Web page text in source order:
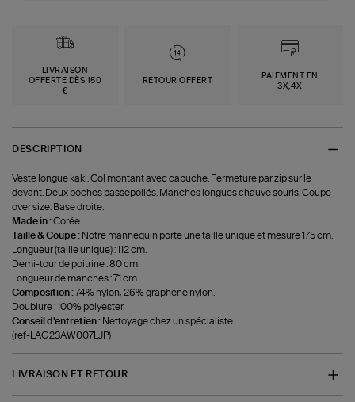
LIVRAISON
OFFERTE DÈS 150
€
RETOUR OFFERT
PAIEMENT EN
3X,4X
DESCRIPTION
Veste longue kaki. Col montant avec capuche. Fermeture par zip sur le
devant. Deux poches passepoilés. Manches longues chauve souris. Coupe
over size. Base droite.
Made in :Corée.
Taille & Coupe : Notre mannequin porte une taille unique et mesure 175 cm.
Longueur (taille unique) : 112 cm.
Demi-tour de poitrine : 80 cm.
Longueur de manches : 71 cm.
Composition :74% nylon, 26% graphène nylon.
Doublure : 100% polyester.
Conseil d'entretien : Nettoyage chez un spécialiste.
(ref-LAG23AW007LJP)
LIVRAISON ET RETOUR